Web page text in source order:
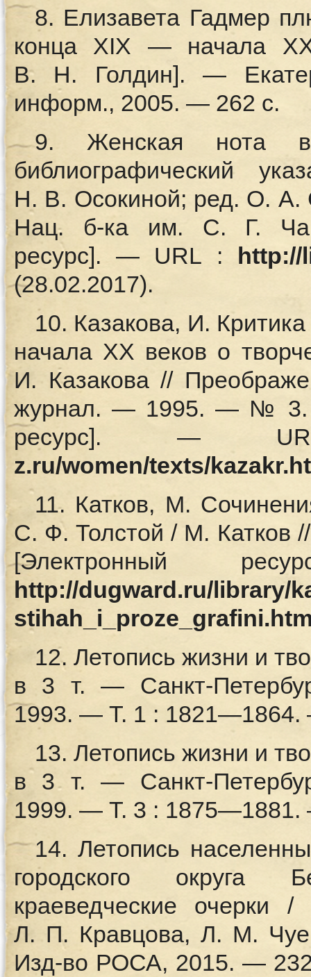
8. Елизавета Гадмер
конца XIX — начала ХХ
В. Н. Голдин]. —
информ., 2005. — 262 с.
9. Женская нота в
библиографический
Н. В. Осокиной; ред. О.
Нац. б-ка им. С. Г.
ресурс]. — URL : http://
(28.02.2017).
10. Казакова, И.
начала ХХ веков о
И. Казакова //
журнал. — 1995. — № 3.
ресурс].
z.ru/women/texts/
11. Катков, М.
С. Ф. Толстой / М. Катков
[Электронный
http://dugward.ru/library/
12. Летопись жизни и
в 3 т. — Санкт-
1993. — Т. 1 : 1821—1864.
13. Летопись жизни и
в 3 т. — Санкт-
1999. — Т. 3 : 1875—1881.
14. Летопись
городского округа
краеведческие
Л. П. Кравцова, Л. М.
Изд-во РОСА, 2015. —